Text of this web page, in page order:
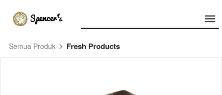
Semua Produk Fresh Products